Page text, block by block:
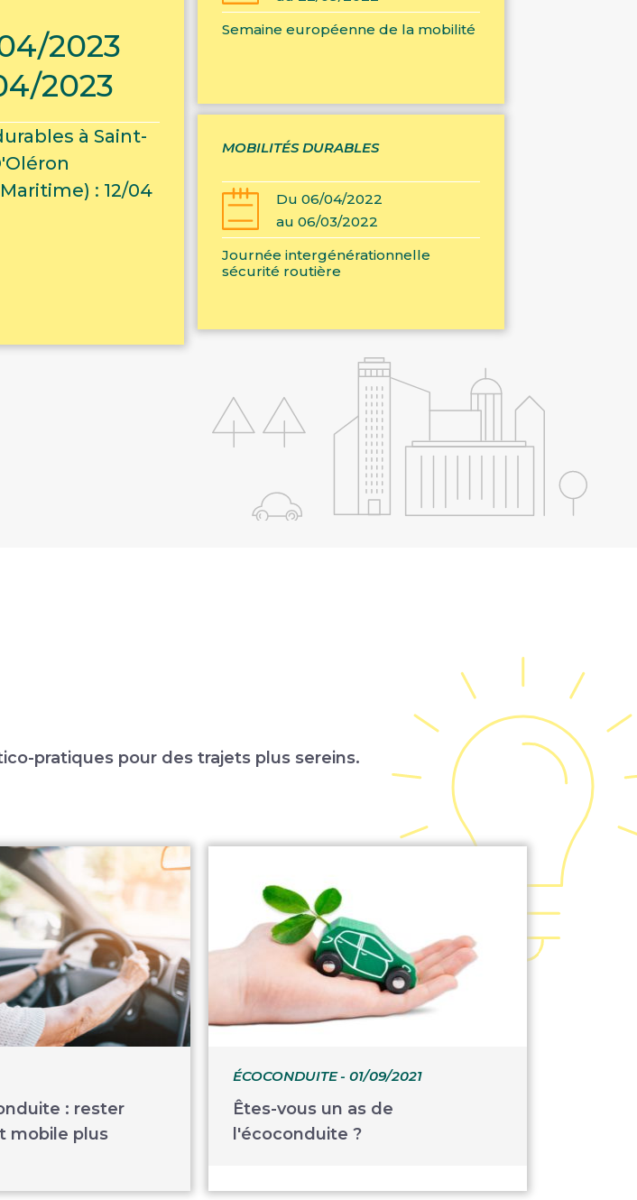
2023
2023
à Saint-
: 12/04
Semaine européenne de la mobilité
MOBILITÉS DURABLES
Du 06/04/2022
au 06/03/2022
Journée intergénérationnelle
sécurité routière
pratiques pour des trajets plus sereins.
: rester
mobile plus
ÉCOCONDUITE- 01/09/2021
Êtes-vous un as de
l'écoconduite ?